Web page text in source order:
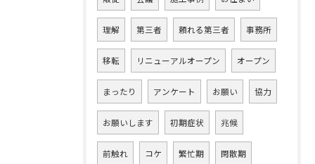
理解 第三者 頼れる第三者 事務所
移転 リニューアルオープン オープン
まったり アンケート お願い 協力
お願いします 初期症状 兆候
前触れ コケ 繁忙期 閑散期